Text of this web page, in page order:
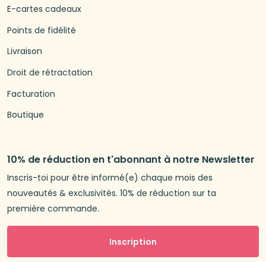
E-cartes cadeaux
Points de fidélité
Livraison
Droit de rétractation
Facturation
Boutique
10% de réduction en t'abonnant à notre Newsletter
Inscris-toi pour être informé(e) chaque mois des
nouveautés & exclusivités. 10% de réduction sur ta
première commande.
Inscription